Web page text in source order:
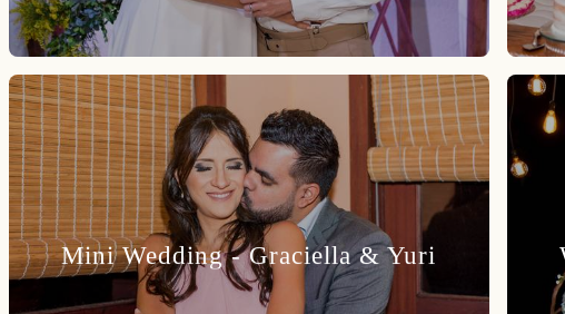
Mini Wedding - Graciella & Yuri